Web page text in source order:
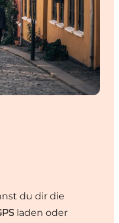
du dir die
laden oder